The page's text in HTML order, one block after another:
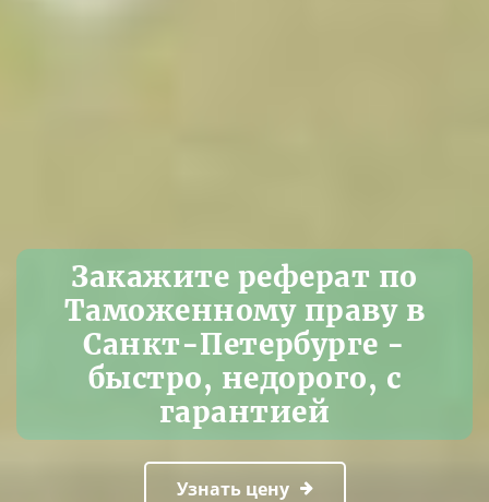
Закажите реферат по
Таможенному праву в
Санкт-Петербурге -
быстро, недорого, с
гарантией
Узнать цену